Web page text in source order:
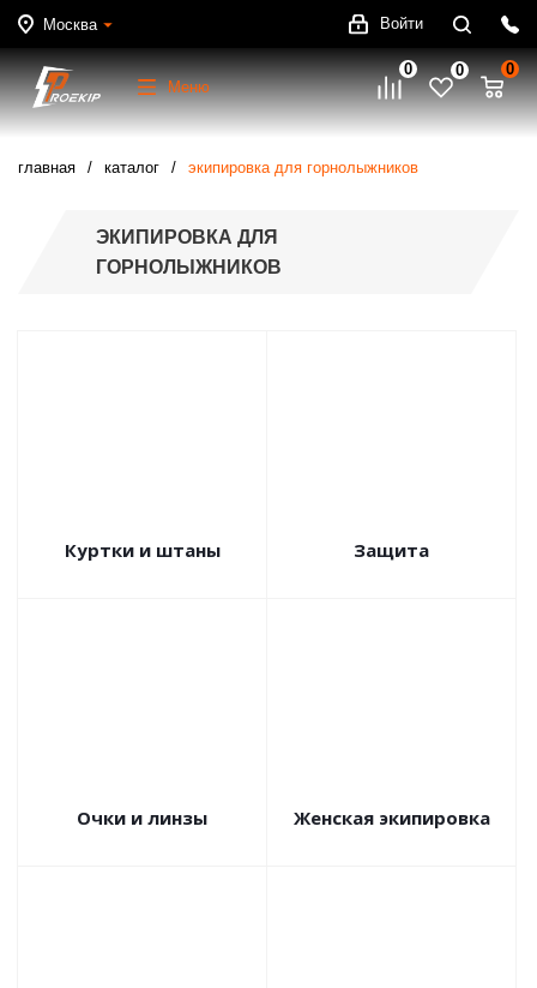
Москва Войти
Меню
0 0 0
главная каталог экипировка для горнолыжников
ЭКИПИРОВКА ДЛЯ
ГОРНОЛЫЖНИКОВ
Куртки и штаны Защита
Очки и линзы Женская экипировка